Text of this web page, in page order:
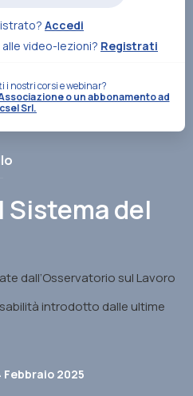
Accedi
video-lezioni? Registrati
i nostri corsi e webinar?
o un abbonamento ad
Srl.
Sistema del
dall’Osservatorio sul Lavoro
introdotto dalle ultime
Febbraio 2025